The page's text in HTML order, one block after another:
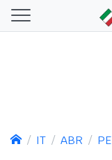
IT ABR PE